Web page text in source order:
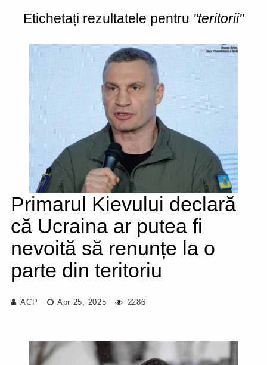
Etichetați rezultatele pentru "teritorii"
Primarul Kievului declară
că Ucraina ar putea fi
nevoită să renunțe la o
parte din teritoriu
ACP Apr 25, 2025 2286